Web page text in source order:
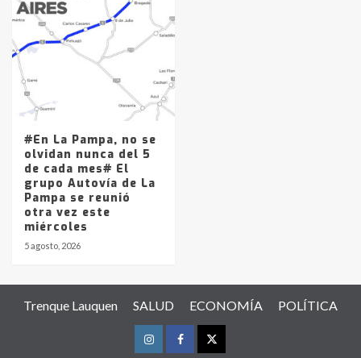
#En La Pampa, no se
olvidan nunca del 5
de cada mes# El
grupo Autovía de La
Pampa se reunió
otra vez este
miércoles
5 agosto, 2026
Trenque Lauquen SALUD ECONOMÍA POLÍTICA
InstagramFacebookTwitter